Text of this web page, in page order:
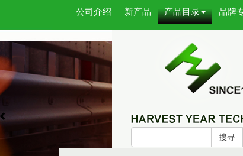
公司介绍 新产品 产品目录 品牌
搜寻